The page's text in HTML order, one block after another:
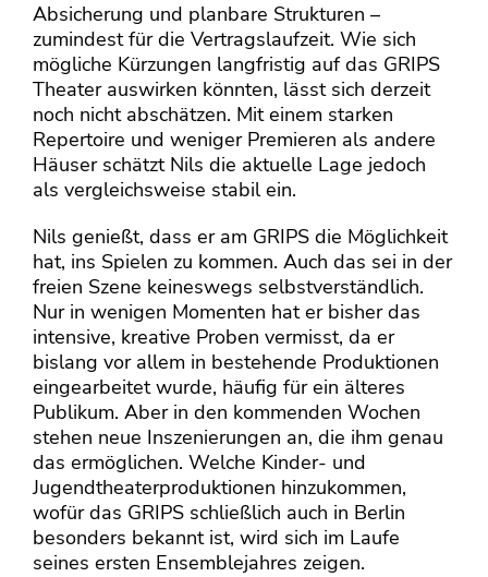
Absicherung und planbare Strukturen –
zumindest für die Vertragslaufzeit. Wie sich
mögliche Kürzungen langfristig auf das GRIPS
Theater auswirken könnten, lässt sich derzeit
noch nicht abschätzen. Mit einem starken
Repertoire und weniger Premieren als andere
Häuser schätzt Nils die aktuelle Lage jedoch
als vergleichsweise stabil ein.
Nils genießt, dass er am GRIPS die Möglichkeit
hat, ins Spielen zu kommen. Auch das sei in der
freien Szene keineswegs selbstverständlich.
Nur in wenigen Momenten hat er bisher das
intensive, kreative Proben vermisst, da er
bislang vor allem in bestehende Produktionen
eingearbeitet wurde, häufig für ein älteres
Publikum. Aber in den kommenden Wochen
stehen neue Inszenierungen an, die ihm genau
das ermöglichen. Welche Kinder- und
Jugendtheaterproduktionen hinzukommen,
wofür das GRIPS schließlich auch in Berlin
besonders bekannt ist, wird sich im Laufe
seines ersten Ensemblejahres zeigen.